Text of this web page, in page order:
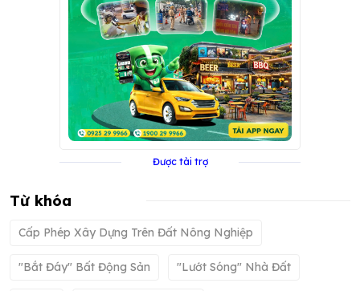
Được tài trợ
Từ khóa
Cấp Phép Xây Dựng Trên Đất Nông Nghiệp
"bắt Đáy" Bất Động Sản "lướt Sóng" Nhà Đất